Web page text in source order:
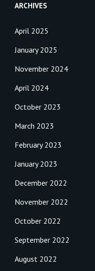
ARCHIVES
April 2025
January 2025
November 2024
April 2024
October 2023
March 2023
February 2023
January 2023
December 2022
November 2022
October 2022
September 2022
August 2022